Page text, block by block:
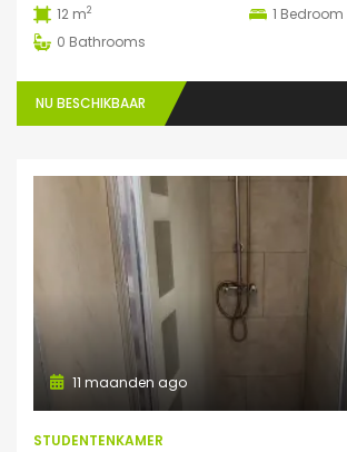
12 m2 1 Bedroom
0 Bathrooms
NU BESCHIKBAAR
11 maanden ago
STUDENTENKAMER